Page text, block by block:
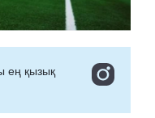
ең қызық